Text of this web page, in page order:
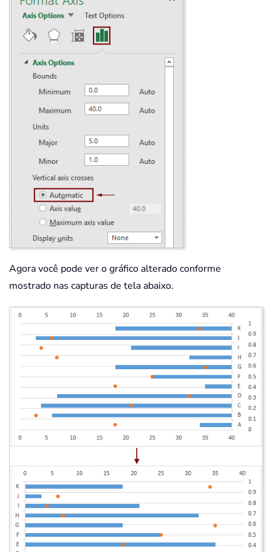
Agora você pode ver o gráfico alterado conforme
mostrado nas capturas de tela abaixo.